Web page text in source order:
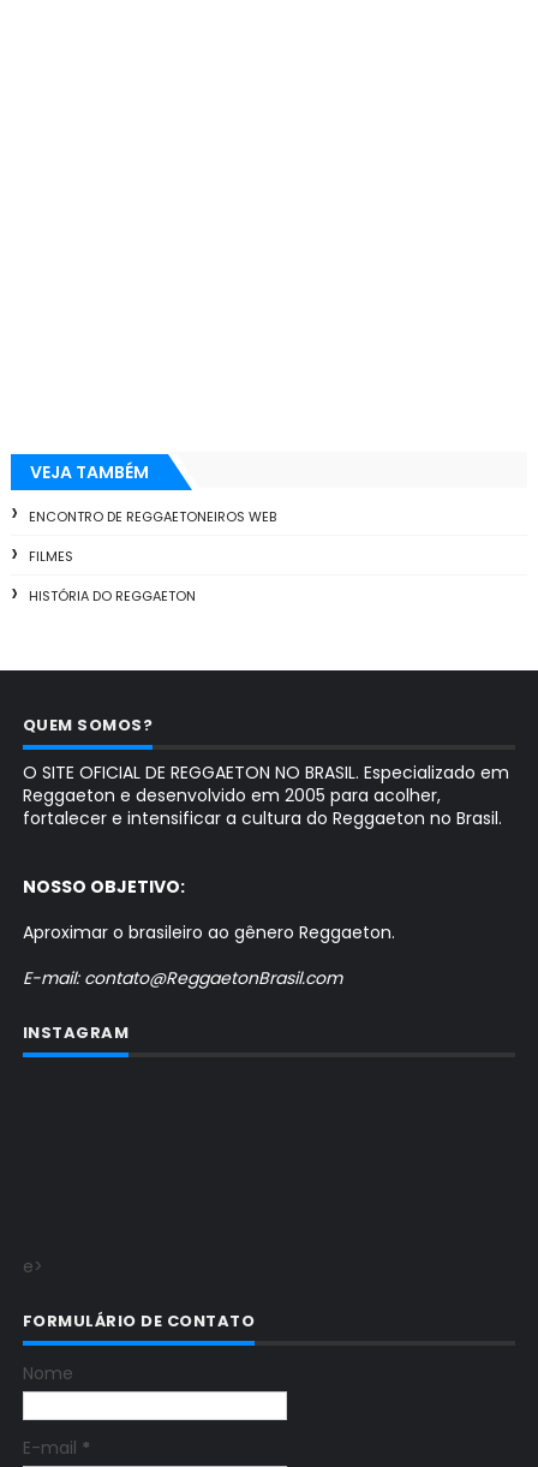
VEJA TAMBÉM
ENCONTRO DE REGGAETONEIROS WEB
FILMES
HISTÓRIA DO REGGAETON
QUEM SOMOS?
O SITE OFICIAL DE REGGAETON NO BRASIL. Especializado em
Reggaeton e desenvolvido em 2005 para acolher,
fortalecer e intensificar a cultura do Reggaeton no Brasil.
NOSSO OBJETIVO:
Aproximar o brasileiro ao gênero Reggaeton.
E-mail: contato@ReggaetonBrasil.com
INSTAGRAM
e>
FORMULÁRIO DE CONTATO
Nome
E-mail *